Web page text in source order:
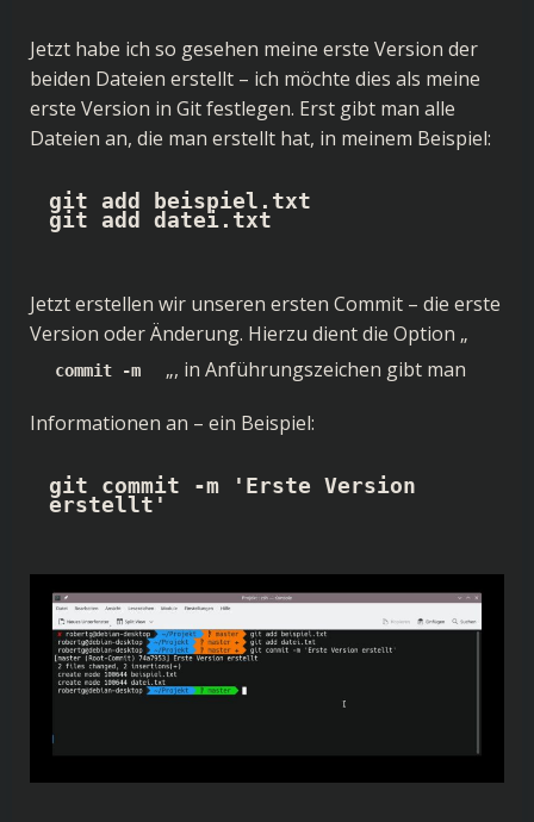
Jetzt habe ich so gesehen meine erste Version der
beiden Dateien erstellt – ich möchte dies als meine
erste Version in Git festlegen. Erst gibt man alle
Dateien an, die man erstellt hat, in meinem Beispiel:
git add beispiel.txt
git add datei.txt
Jetzt erstellen wir unseren ersten Commit – die erste
Version oder Änderung. Hierzu dient die Option „
commit -m „, in Anführungszeichen gibt man
Informationen an – ein Beispiel:
git commit -m 'Erste Version
erstellt'